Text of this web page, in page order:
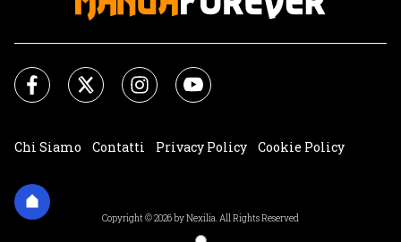
Chi Siamo Contatti Privacy Policy
Cookie Policy
Copyright © 2026 by Nexilia. All Rights Reserved